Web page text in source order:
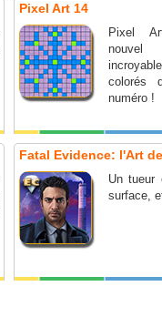
Pixel Art 14
Pixel
colorés
numéro !
Fatal Evidence: l'Art
Un tueur
surface,